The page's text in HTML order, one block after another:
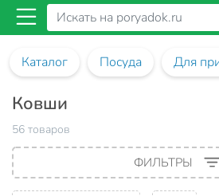
Каталог Посуда Для
Ковши
56 товаров
ФИЛЬТРЫ